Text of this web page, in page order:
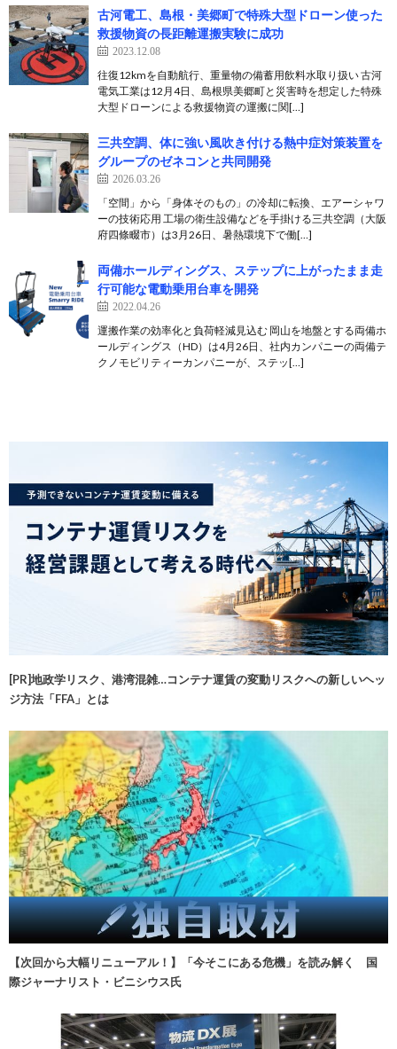
古河電工、島根・美郷町で特殊大型ドローン使った
救援物資の長距離運搬実験に成功
2023.12.08
往復12kmを自動航行、重量物の備蓄用飲料水取り扱い 古河
電気工業は12月4日、島根県美郷町と災害時を想定した特殊
大型ドローンによる救援物資の運搬に関[…]
三共空調、体に強い風吹き付ける熱中症対策装置を
グループのゼネコンと共同開発
2026.03.26
「空間」から「身体そのもの」の冷却に転換、エアーシャワ
ーの技術応用 工場の衛生設備などを手掛ける三共空調（大阪
府四條畷市）は3月26日、暑熱環境下で働[…]
両備ホールディングス、ステップに上がったまま走
行可能な電動乗用台車を開発
2022.04.26
運搬作業の効率化と負荷軽減見込む 岡山を地盤とする両備ホ
ールディングス（HD）は4月26日、社内カンパニーの両備テ
クノモビリティーカンパニーが、ステッ[…]
[PR]地政学リスク、港湾混雑…コンテナ運賃の変動リスクへの新しいヘッ
ジ方法「FFA」とは
【次回から大幅リニューアル！】「今そこにある危機」を読み解く 国
際ジャーナリスト・ビニシウス氏